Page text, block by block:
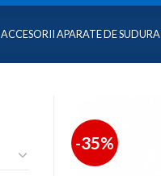
ACCESORII APARATE DE SUDURA
-35%